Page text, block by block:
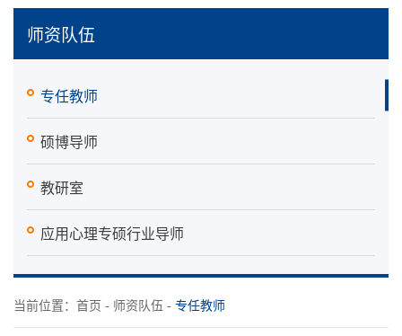
师资队伍
专任教师
硕博导师
教研室
应用心理专硕行业导师
当前位置： 首页 - 师资队伍 - 专任教师